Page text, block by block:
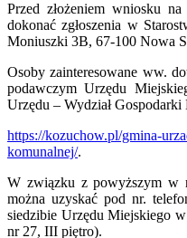
Przed złożeniem wniosku
dokonać zgłoszenia w
Moniuszki 3B, 67-100 Nowa
Osoby zainteresowane ww.
podawczym Urzędu
Urzędu – Wydział
https://kozuchow.pl/gmina-
komunalnej/.
W związku z powyższym w
można uzyskać pod nr.
siedzibie Urzędu Miejskiego
nr 27, III piętro).